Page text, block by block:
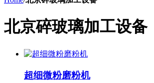
北京碎玻璃加工设备
超细微粉磨粉机